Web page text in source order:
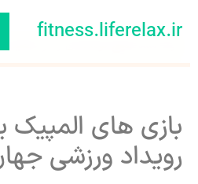
fitness.liferelax.ir
اوه! شما هیچ نوشته‌ای را از
بازی های المپیک
رویداد ورزشی